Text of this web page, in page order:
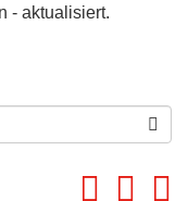
- aktualisiert.